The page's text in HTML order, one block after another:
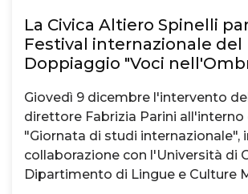
La Civica Altiero Spinelli
Festival internazionale del
Doppiaggio "Voci
Giovedì 9 dicembre l'intervento
direttore Fabrizia Parini all'interno
"Giornata di studi internazionale",
collaborazione con l'Università di
Dipartimento di Lingue e Culture